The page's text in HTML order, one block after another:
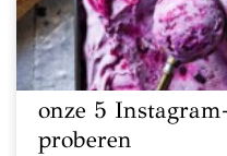
onze 5
proberen